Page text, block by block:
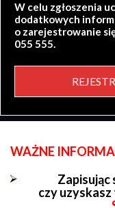
W celu zgłoszenia
dodatkowych
o zarejestrowanie
055 555.
WAŻNE
Zapisując
czy